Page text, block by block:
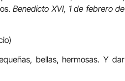
Benedicto XVI, 1 de febrero de
bellas, hermosas. Y dar